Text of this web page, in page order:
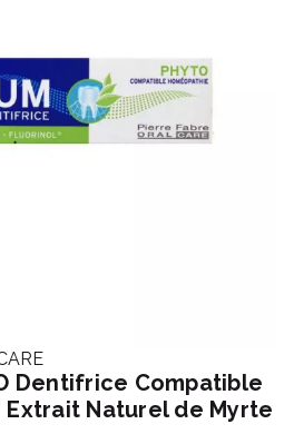
Dentifrice Compatible
Naturel de Myrte